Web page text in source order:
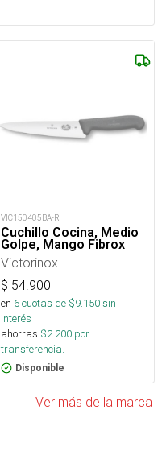
VIC150405BA-R
Cuchillo Cocina, Medio
Golpe, Mango Fibrox
Victorinox
$ 54.900
en 6cuotas de $9.150sin
interés
ahorras $2.200 por
transferencia.
Disponible
Ver más de la marca